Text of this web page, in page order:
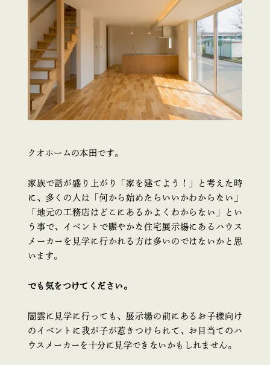
クオホームの本田です。
家族で話が盛り上がり「家を建てよう！」と考えた時
に、多くの人は「何から始めたらいいかわからない」
「地元の工務店はどこにあるかよくわからない」とい
う事で、イベントで賑やかな住宅展示場にあるハウス
メーカーを見学に行かれる方は多いのではないかと思
います。
でも気をつけてください。
闇雲に見学に行っても、展示場の前にあるお子様向け
のイベントに我が子が惹きつけられて、お目当てのハ
ウスメーカーを十分に見学できないかもしれません。